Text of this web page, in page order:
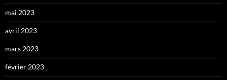
mai 2023
avril 2023
mars 2023
février 2023